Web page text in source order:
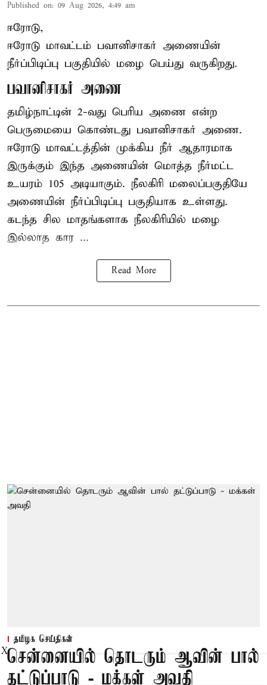
Published on: 09 Aug 2026, 4:49 am
ஈரோடு,
ஈரோடு மாவட்டம் பவானிசாகர் அணையின்
நீர்ப்பிடிப்பு பகுதியில் மழை பெய்து வருகிறது.
பவானிசாகர் அணை
தமிழ்நாட்டின் 2-வது பெரிய அணை என்ற
பெருமையை கொண்டது பவானிசாகர் அணை.
ஈரோடு மாவட்டத்தின் முக்கிய நீர் ஆதாரமாக
இருக்கும் இந்த அணையின் மொத்த நீர்மட்ட
உயரம் 105 அடியாகும். நீலகிரி மலைப்பகுதியே
அணையின் நீர்ப்பிடிப்பு பகுதியாக உள்ளது.
கடந்த சில மாதங்களாக நீலகிரியில் மழை
இல்லாத கார ...
Read More
தமிழக செய்திகள்
சென்னையில் தொடரும் ஆவின் பால்
தட்டுப்பாடு - மக்கள் அவதி
X